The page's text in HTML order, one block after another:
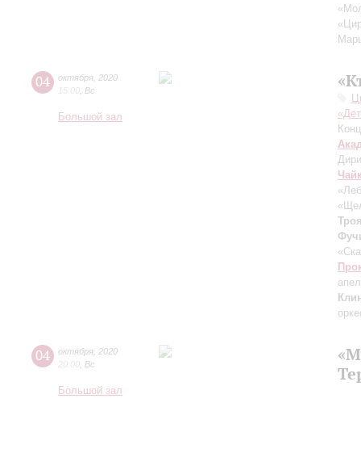
04 октября 2020
15:00 Вс
Большой зал
04 октября 2020
20:00 Вс
Большой зал